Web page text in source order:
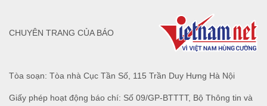
Tòa soạn: Tòa nhà Cục Tần Số, 115 Trần Duy Hưng Hà Nội
Giấy phép hoạt động báo chí: Số 09/GP-BTTTT, Bộ Thông tin và
CHUYÊN TRANG CỦA BÁO